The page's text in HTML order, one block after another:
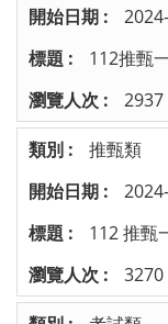
112推甄
2937
推甄類
112 推甄
3270